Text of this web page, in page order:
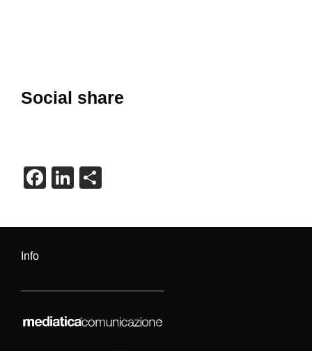
Social share
F
c
o
o
k
Li
k
n
n
di
Info